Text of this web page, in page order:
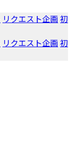
リクエスト企画 初
リクエスト企画 初